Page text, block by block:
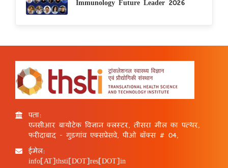
पता:
एनसीआर बायोटेक विज्ञान क्लस्टर, तीसरा मील का पत्थर,
फरीदाबाद - गुड़गांव एक्सप्रेसवे, पीओ बॉक्स # 04,
ईमेल:
info[AT]thsti[DOT]res[DOT]in